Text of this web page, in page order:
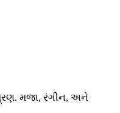
મજા, રંગીન, અને